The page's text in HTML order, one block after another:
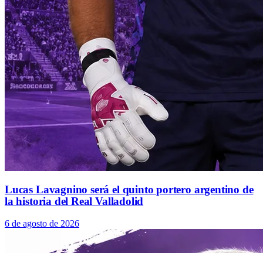
Lucas Lavagnino será el quinto portero argentino de
la historia del Real Valladolid
6 de agosto de 2026